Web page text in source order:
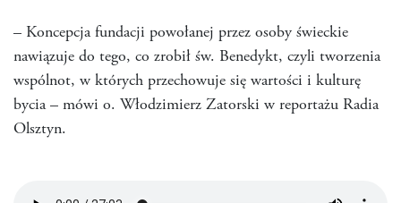
– Koncepcja fundacji powołanej przez osoby świeckie
nawiązuje do tego, co zrobił św. Benedykt, czyli tworzenia
wspólnot, w których przechowuje się wartości i kulturę
bycia – mówi o. Włodzimierz Zatorski w reportażu Radia
Olsztyn.